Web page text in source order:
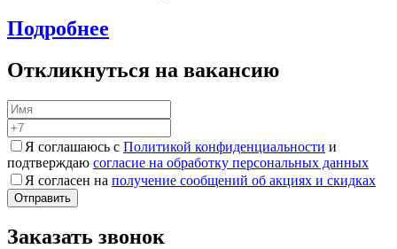
Подробнее
Откликнуться на вакансию
Я соглашаюсь с Политикой конфиденциальности и
подтверждаю согласие на обработку персональных данных
Я согласен на получение сообщений об акциях и скидках
Заказать звонок